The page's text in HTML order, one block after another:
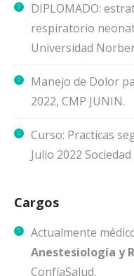
DIPLOMADO:
respiratorio
Universidad
Manejo de Dolor
2022, CMP JUNIN.
Curso: Practicas
Julio 2022
Cargos
Actualmente
Anestesiología y
ConfíaSalud.